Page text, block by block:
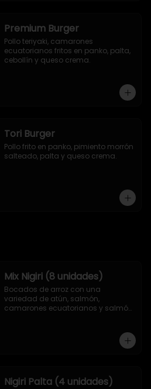
Premium Burger
Pollo teriyaki, camarones
ecuatorianos fritos en panko, palta,
cebollín y queso crema.
Tori Burger
Pollo frito en panko, pimiento morrón
salteado, palta y queso crema.
Mix Nigiri (8 unidades)
Bocados de arroz con una
variedad de atún, salmón,
camarones ecuatorianos y salmón
Nigiri Palta (4 unidades)